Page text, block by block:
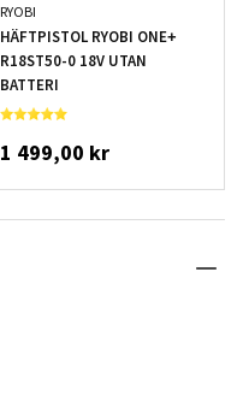
RYOBI
HÄFTPISTOL RYOBI ONE+
R18ST50-0 18V UTAN
BATTERI
1 499,00 kr